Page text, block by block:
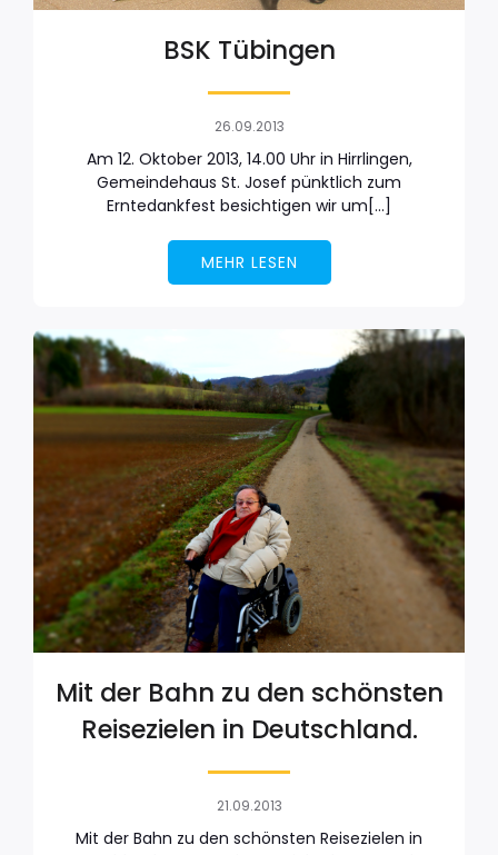
BSK Tübingen
26.09.2013
Am 12. Oktober 2013, 14.00 Uhr in Hirrlingen,
Gemeindehaus St. Josef pünktlich zum
Erntedankfest besichtigen wir um[…]
MEHR LESEN
Mit der Bahn zu den schönsten
Reisezielen in Deutschland.
21.09.2013
Mit der Bahn zu den schönsten Reisezielen in